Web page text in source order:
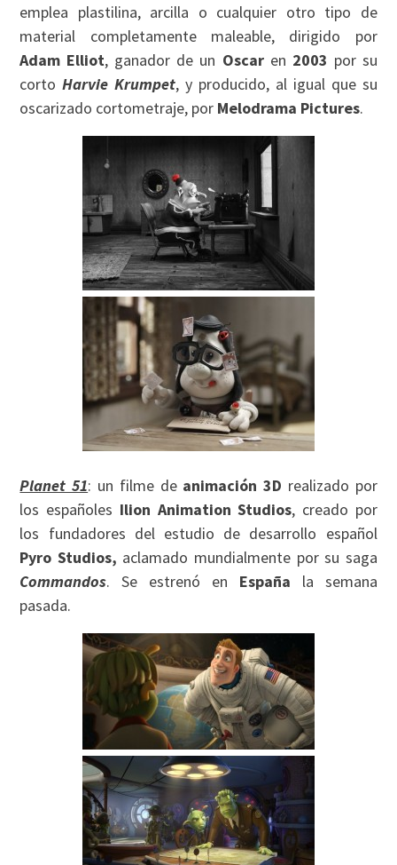
emplea plastilina, arcilla o cualquier otro tipo de
material completamente maleable, dirigido por
Adam Elliot, ganador de un Oscaren 2003 por su
cortoHarvie Krumpet, y producido, al igual que su
oscarizado cortometraje, por Melodrama Pictures.
Planet 51: un filme de animación 3D realizado por
los españoles Ilion Animation Studios, creado por
los fundadores del estudio de desarrollo español
Pyro Studios, aclamado mundialmente por su saga
Commandos. Se estrenó en España la semana
pasada.